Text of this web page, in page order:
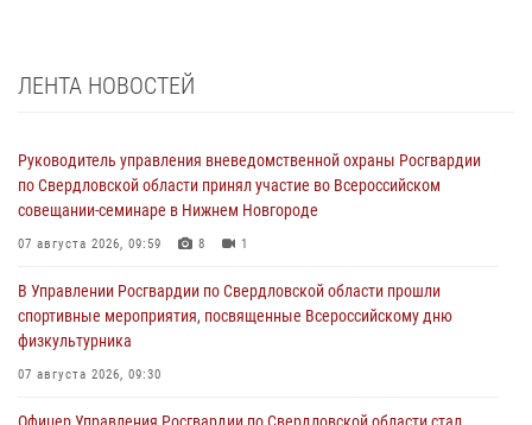
ЛЕНТА НОВОСТЕЙ
Руководитель управления вневедомственной охраны Росгвардии
по Свердловской области принял участие во Всероссийском
совещании-семинаре в Нижнем Новгороде
07 августа 2026, 09:59 8 1
В Управлении Росгвардии по Свердловской области прошли
спортивные мероприятия, посвященные Всероссийскому дню
физкультурника
07 августа 2026, 09:30